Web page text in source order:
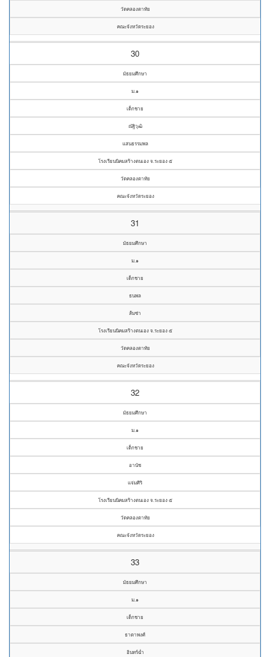
วัดคลองตาทัย
คณะจังหวัดระยอง
30
มัธยมศึกษา
ม.๑
เด็กชาย
ณัฐิวุฒิ
แสนธรรมพล
โรงเรียนนิคมสร้างตนเอง จ.ระยอง ๕
วัดคลองตาทัย
คณะจังหวัดระยอง
31
มัธยมศึกษา
ม.๑
เด็กชาย
ธนพล
ส้มซ่า
โรงเรียนนิคมสร้างตนเอง จ.ระยอง ๕
วัดคลองตาทัย
คณะจังหวัดระยอง
32
มัธยมศึกษา
ม.๑
เด็กชาย
อานัช
แจ่มศิริ
โรงเรียนนิคมสร้างตนเอง จ.ระยอง ๕
วัดคลองตาทัย
คณะจังหวัดระยอง
33
มัธยมศึกษา
ม.๑
เด็กชาย
ธาดาพงศ์
อินทร์ฉ่ำ